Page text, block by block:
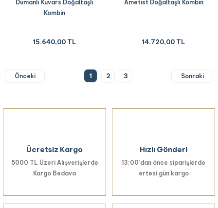
Dumanlı Kuvars Doğaltaşlı
Kombin
15.640,00 TL
Ametist Doğaltaşlı Kombin
14.720,00 TL
1 2 3
Ücretsiz Kargo
5000 TL Üzeri Alışverişlerde
Kargo Bedava
Hızlı Gönderi
13:00’dan önce siparişlerde
ertesi gün kargo